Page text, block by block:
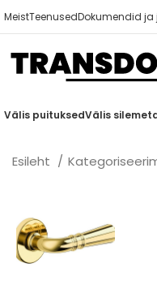
MeistTeenusedDokumendid ja
Välis puituksedVälis
Esileht